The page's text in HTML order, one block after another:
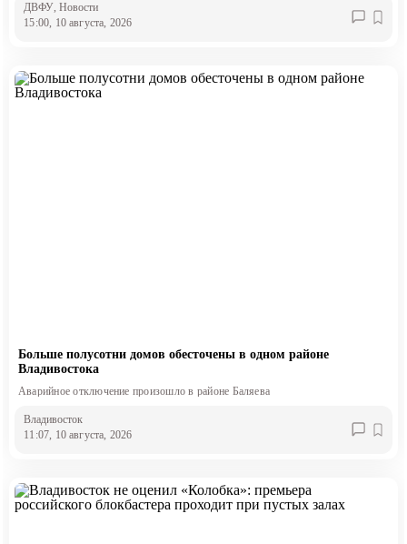
ДВФУ, Новости
15:00, 10 августа, 2026
Больше полусотни домов обесточены в одном районе
Владивостока
Аварийное отключение произошло в районе Баляева
Владивосток
11:07, 10 августа, 2026